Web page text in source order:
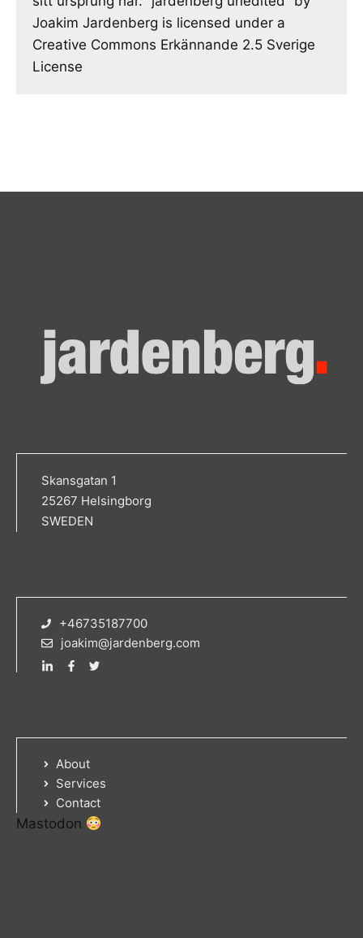
Joakim Jardenberg is licensed under a
Creative Commons Erkännande 2.5 Sverige
License
Skansgatan 1
25267 Helsingborg
SWEDEN
+46735187700
joakim@jardenberg.com
About
Services
Contact
Mastodon